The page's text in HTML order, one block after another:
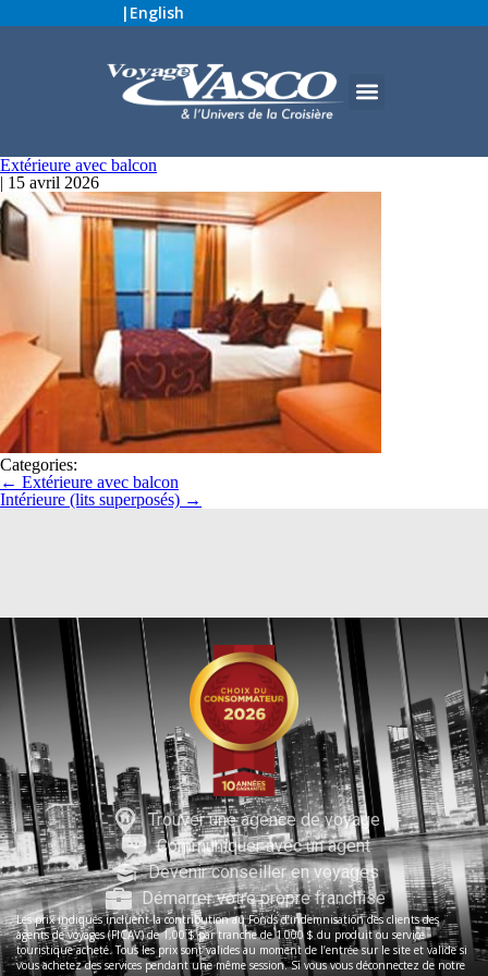
| English
Extérieure avec balcon
| 15 avril 2026
Categories:
← Extérieure avec balcon
Intérieure (lits superposés) →
Trouver une agence de voyage
Communiquer avec un agent
Devenir conseiller en voyages
Démarrer votre propre franchise
Les prix indiqués incluent la contribution au Fonds d’indemnisation des clients des
agents de voyages (FICAV) de 1,00 $ par tranche de 1 000 $ du produit ou service
touristique acheté. Tous les prix sont valides au moment de l’entrée sur le site et valide si
vous achetez des services pendant une même session. Si vous vous déconnectez de notre